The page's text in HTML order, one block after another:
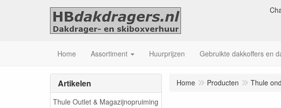
Home Assortiment Huurprijzen Gebruikte dakkoffers en
Artikelen
Thule Outlet & Magazijnopruiming
Home Producten Thule